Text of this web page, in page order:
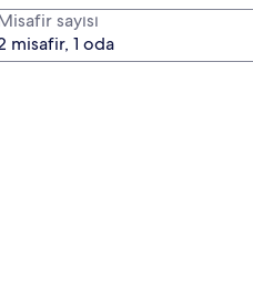
sayısı